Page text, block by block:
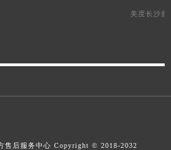
美度长沙服
售后服务中心 Copyright © 2018-2032